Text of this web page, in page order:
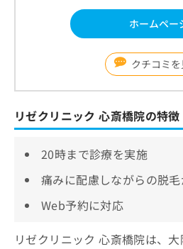
ホームペー
クチコミを
リゼクリニック 心斎橋院の特徴
20時まで診療を実施
痛みに配慮しながらの脱
Web予約に対応
リゼクリニック 心斎橋院は、